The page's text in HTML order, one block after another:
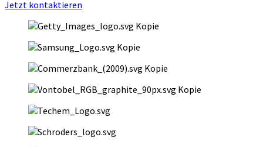
Jetzt kontaktieren